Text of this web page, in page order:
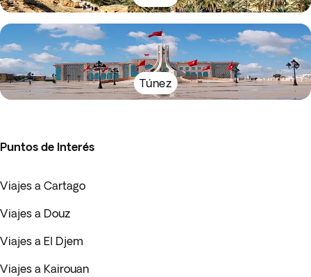
Túnez
Puntos de Interés
Viajes a Cartago
Viajes a Douz
Viajes a El Djem
Viajes a Kairouan